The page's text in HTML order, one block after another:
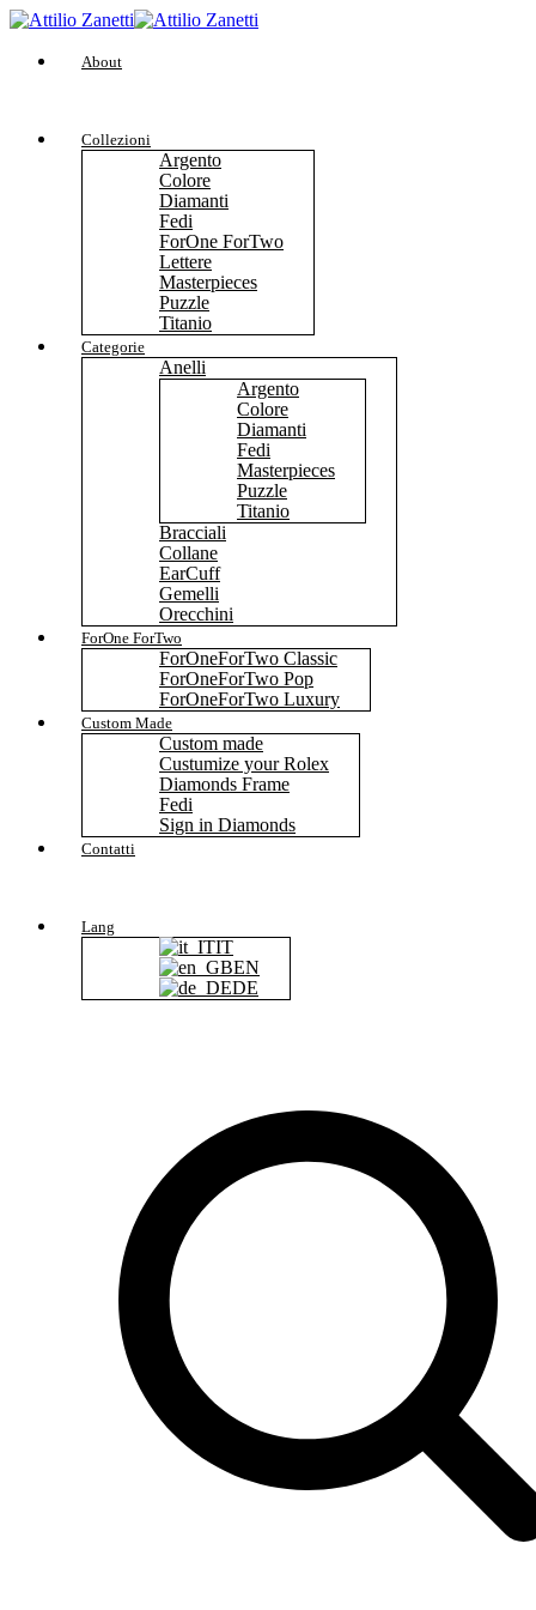
About
Collezioni
Argento
Colore
Diamanti
Fedi
ForOne ForTwo
Lettere
Masterpieces
Puzzle
Titanio
Categorie
Anelli
Argento
Colore
Diamanti
Fedi
Masterpieces
Puzzle
Titanio
Bracciali
Collane
EarCuff
Gemelli
Orecchini
ForOne ForTwo
ForOneForTwo Classic
ForOneForTwo Pop
ForOneForTwo Luxury
Custom Made
Custom made
Custumize your Rolex
Diamonds Frame
Fedi
Sign in Diamonds
Contatti
Lang
IT
EN
DE